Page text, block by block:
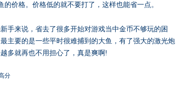
价格。价格低的就不要打了，这样也能省一点。
手来说，省去了很多开始对游戏当中金币不够玩的困
主要的是一些平时很难捕到的大鱼，有了强大的激光炮
多就再也不用担心了，真是爽啊!